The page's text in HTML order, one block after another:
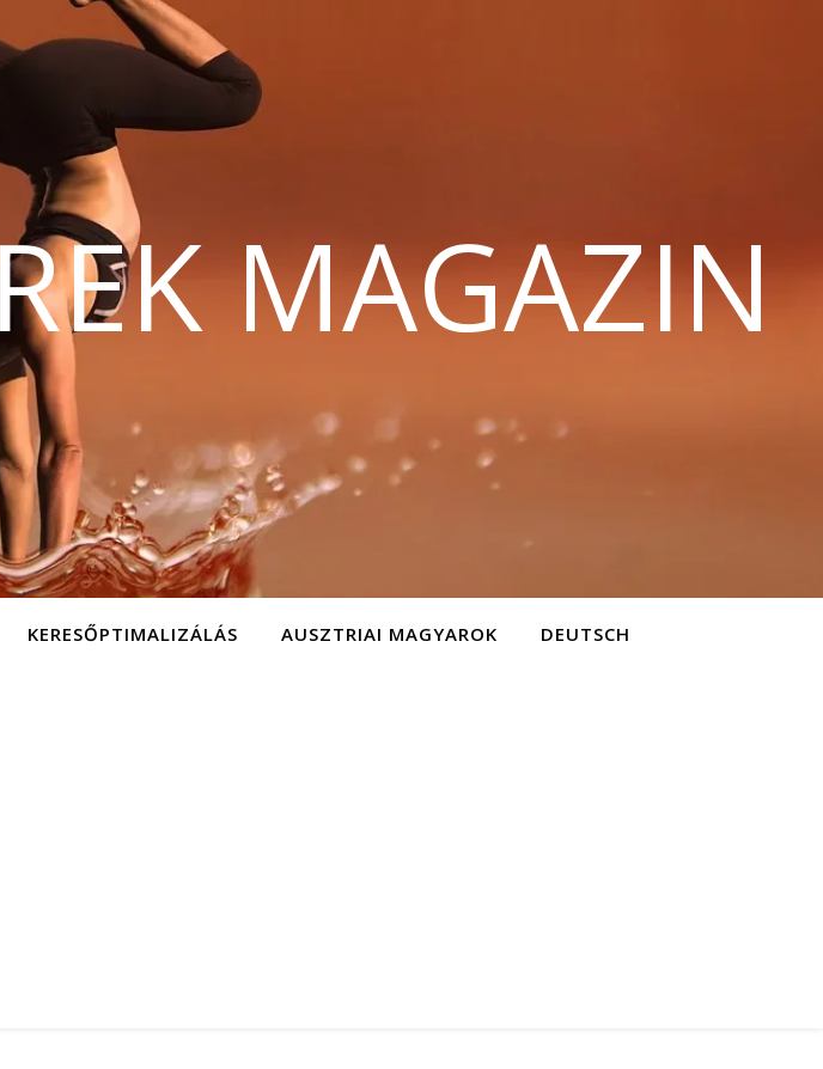
MAGAZIN
KERESŐPTIMALIZÁLÁS AUSZTRIAI MAGYAROK DEUTSCH